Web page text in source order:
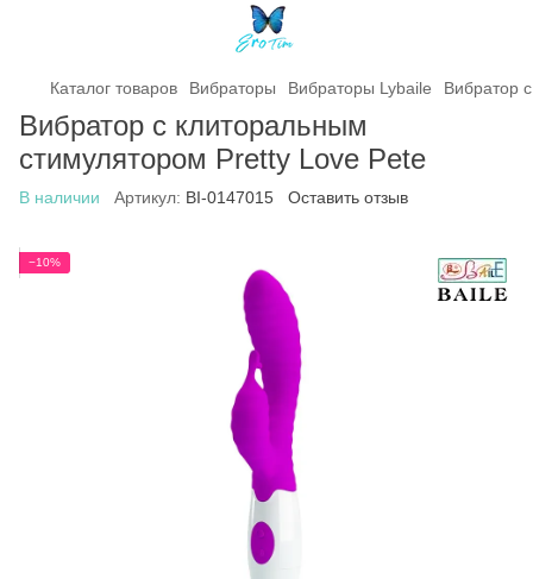
Каталог товаров Вибраторы Вибраторы Lybaile Вибратор
Вибратор с клиторальным
стимулятором Pretty Love Pete
В наличии Артикул: BI-0147015 Оставить отзыв
−10%